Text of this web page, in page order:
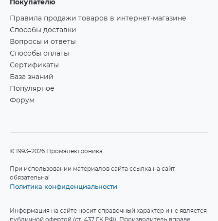
Покупателю
Правила продажи товаров в интернет-магазине
Способы доставки
Вопросы и ответы
Способы оплаты
Сертификаты
База знаний
Популярное
Форум
©1993–2026 Промэлектроника
При использовании материалов сайта ссылка на сайт
обязательна!
Политика конфиденциальности
Информация на сайте носит справочный характер и не является
публичной офертой (ст. 437 ГК РФ). Производитель вправе